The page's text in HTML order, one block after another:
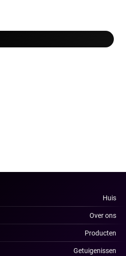
Huis
Over ons
Producten
Getuigenissen